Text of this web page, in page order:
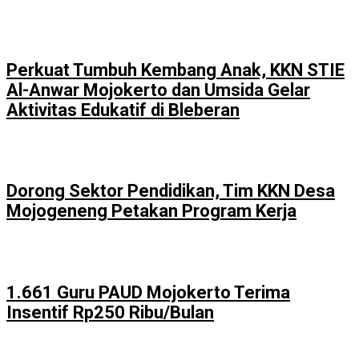
Perkuat Tumbuh Kembang Anak, KKN STIE
Al-Anwar Mojokerto dan Umsida Gelar
Aktivitas Edukatif di Bleberan
Dorong Sektor Pendidikan, Tim KKN Desa
Mojogeneng Petakan Program Kerja
1.661 Guru PAUD Mojokerto Terima
Insentif Rp250 Ribu/Bulan